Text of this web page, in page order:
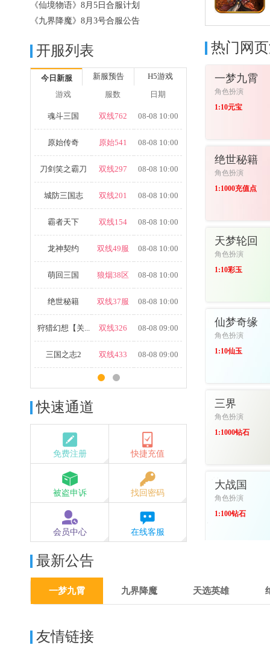
《仙境物语》8月5日合服计划
《九界降魔》8月3号合服公告
开服列表
今日新服 新服预告
H5游戏
游戏
服数 日期
魂斗三国 双线762 08-08 10:00
原始传奇 原始541 08-08 10:00
刀剑笑之霸刀 双线297 08-08 10:00
城防三国志 双线201 08-08 10:00
霸者天下 双线154 08-08 10:00
龙神契约 双线49服 08-08 10:00
萌回三国 狼烟38区 08-08 10:00
绝世秘籍 双线37服 08-08 10:00
狩猎幻想【关... 双线326 08-08 09:00
三国之志2 双线433 08-08 09:00
快速通道
免费注册 快捷充值
被盗申诉 找回密码
会员中心 在线客服
热门网
一梦九霄
角色扮演
1:10元宝
绝世秘籍
角色扮演
1:1000充值点
天梦轮回
角色扮演
1:10彩玉
仙梦奇缘
角色扮演
1:10仙玉
三界
角色扮演
1:1000钻石
大战国
角色扮演
1:100钻石
最新公告
一梦九霄 九界降魔 天选英雄
友情链接